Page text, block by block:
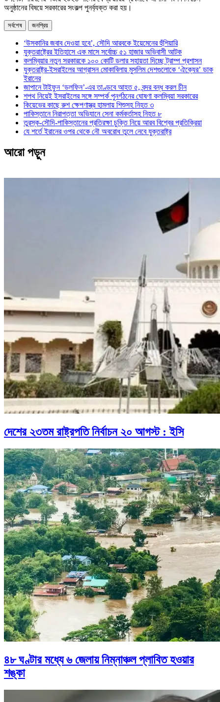
অনুষ্ঠানের বিষয়ে সরকারের সংকল্প পুনর্ব্যক্ত করা হয়।
সর্বশেষ জনপ্রিয়
‘উসকানির জবাব দেওয়া হবে’, সৌদি আরবকে ইয়েমেনের হুঁশিয়ারি
যুক্তরাষ্ট্রের ইতিহাসে এক মাসে সর্বোচ্চ ৫১ হাজার অভিবাসী আটক
কলম্বিয়ার নতুন সরকারকে ১০০ কোটি ডলার সহায়তা দিচ্ছে ট্রাম্প প্রশাসন
যুক্তরাষ্ট্র-ইসরাইলের আগ্রাসন মোকাবিলায় মুসলিম দেশগুলোকে ‘ঐক্যের’ ডাক
ইরানের
জাপানে টাইফুন ‘ডলফিন’-এর তাণ্ডবে আহত ৫, বন্দর বন্ধ করল চীন
শপথ নিয়েই ইসরাইলের সঙ্গে সম্পর্ক পুনর্গঠনের ঘোষণা কলম্বিয়া সরকারের
কিয়েভের কাছে রুশ ক্ষেপণাস্ত্র হামলায় শিশুসহ নিহত ৩
পাকিস্তানে নিরাপত্তা অভিযানে সেনা কর্মকর্তাসহ নিহত ৮
তুরস্ক-সৌদি-পাকিস্তানের প্রতিরক্ষা চুক্তি নিয়ে আরব বিশ্বের প্রতিক্রিয়া
যে শর্তে ইরানের ওপর থেকে নৌ অবরোধ তুলে নেবে যুক্তরাষ্ট্র
আরো পড়ুন
দেশের ২৩তম রাষ্ট্রপতি নির্বাচন ২০ আগস্ট : ইসি
৪৮ ঘণ্টার মধ্যে ৬ জেলায় নিম্নাঞ্চল প্লাবিত হওয়ার
শঙ্কা